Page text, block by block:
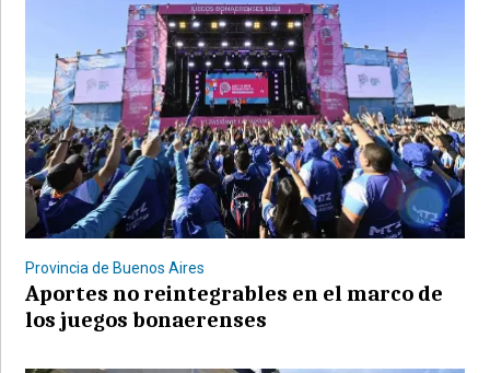
Provincia de Buenos Aires
Aportes no reintegrables en el marco de
los juegos bonaerenses